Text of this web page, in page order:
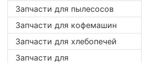
Запчасти для пылесосов
Запчасти для кофемашин
Запчасти для хлебопечей
Запчасти для